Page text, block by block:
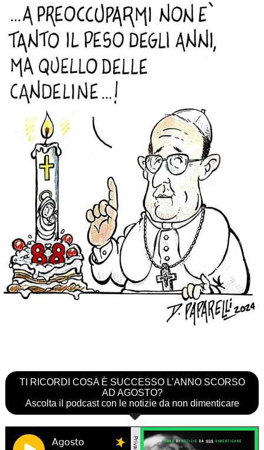
TI RICORDI COSA È SUCCESSO L’ANNO SCORSO
AD AGOSTO?
Ascolta il podcast con le notizie da non dimenticare